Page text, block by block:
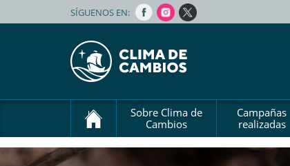
SÍGUENOS EN:
Sobre Clima de
Cambios
Campañas
realizadas